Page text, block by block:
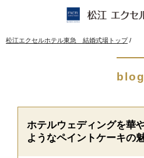
このページの本文へ
現
松江エクセルホテル東急 結婚式場トップ/
blog
ホテルウェディングを華
ようなペイントケーキの